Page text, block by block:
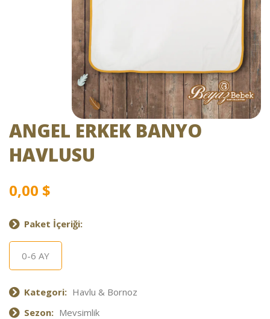
ANGEL ERKEK BANYO
HAVLUSU
0,00 $
Paket İçeriği:
0-6 AY
Kategori: Havlu & Bornoz
Sezon: Mevsimlik